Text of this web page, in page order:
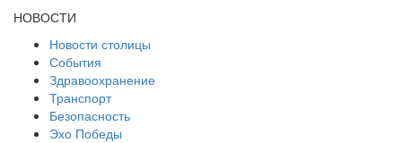
НОВОСТИ
Новости столицы
События
Здравоохранение
Транспорт
Безопасность
Эхо Победы